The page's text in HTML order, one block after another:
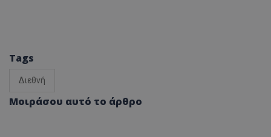
Tags
Διεθνή
Μοιράσου αυτό το άρθρο